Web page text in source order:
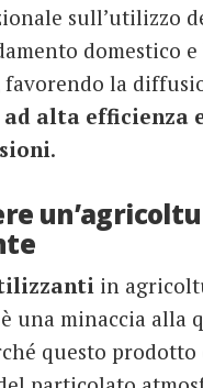
sull’utilizzo
domestico
favorendo la
alta efficienza
.
in
una minaccia alla
questo prodotto